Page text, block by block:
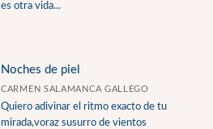
es otra vida...
Noches de piel
CARMEN SALAMANCA GALLEGO
Quiero adivinar el ritmo exacto de tu
mirada,voraz susurro de vientos